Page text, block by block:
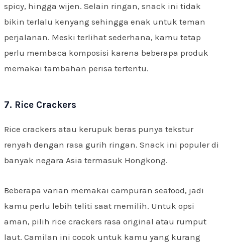
spicy, hingga wijen. Selain ringan, snack ini tidak
bikin terlalu kenyang sehingga enak untuk teman
perjalanan. Meski terlihat sederhana, kamu tetap
perlu membaca komposisi karena beberapa produk
memakai tambahan perisa tertentu.
7. Rice Crackers
Rice crackers atau kerupuk beras punya tekstur
renyah dengan rasa gurih ringan. Snack ini populer di
banyak negara Asia termasuk Hongkong.
Beberapa varian memakai campuran seafood, jadi
kamu perlu lebih teliti saat memilih. Untuk opsi
aman, pilih rice crackers rasa original atau rumput
laut. Camilan ini cocok untuk kamu yang kurang